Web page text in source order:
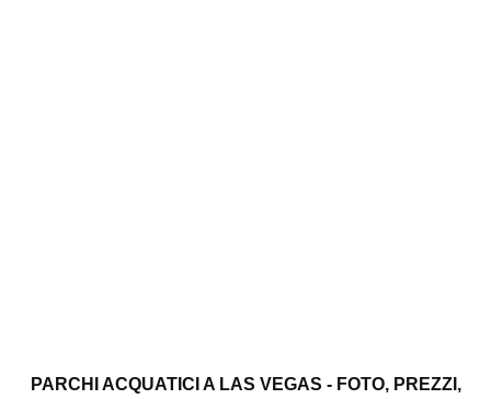
PARCHI ACQUATICI A LAS VEGAS - FOTO, PREZZI,